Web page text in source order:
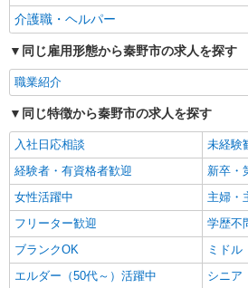
神奈川県秦野市
介護職・ヘルパー
同じ雇用形態から秦野市の求人を探す
職業紹介
同じ特徴から秦野市の求人を探す
入社日応相談
未経験
経験者・有資格者歓迎
新卒・
女性活躍中
主婦・
フリーター歓迎
学歴不
ブランクOK
ミドル
エルダー（50代～）活躍中
シニア